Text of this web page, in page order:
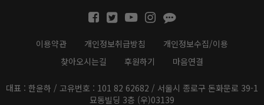
이용약관 개인정보취급방침
개인정보수집/이용
찾아오시는길
후원하기 마음연결
대표 : 한윤하 / 고유번호 : 101 82 62682 / 서울시 종로구 돈화문로 39-1
묘동빌딩 3층 (우)03139